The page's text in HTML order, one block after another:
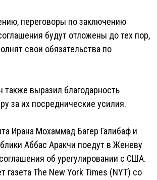
переговоры по заключению
будут отложены до тех пор,
свои обязательства по
также выразил благодарность
за их посреднические усилия.
Ирана Мохаммад Багер Галибаф и
Аббас Аракчи поедут в Женеву
об урегулировании с США.
газета The New York Times (NYT) со